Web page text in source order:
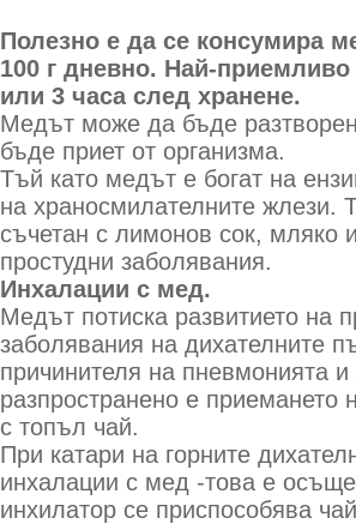
Полезно е да се консумира
100 г дневно. Най-
или 3 часа след хранене.
Медът може да бъде
бъде приет от организма.
Тъй като медът е богат на
на храносмилателните жлези.
съчетан с лимонов сок, мляко
простудни заболявания.
Инхалации с мед.
Медът потиска развитието на
заболявания на дихателните
причинителя на пневмонията
разпространено е
с топъл чай.
При катари на горните
инхалации с мед -това е
инхилатор се приспособява